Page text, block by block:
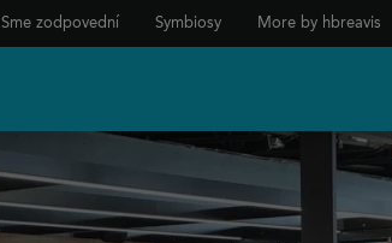
Sme zodpovední Symbiosy More by hbreavis